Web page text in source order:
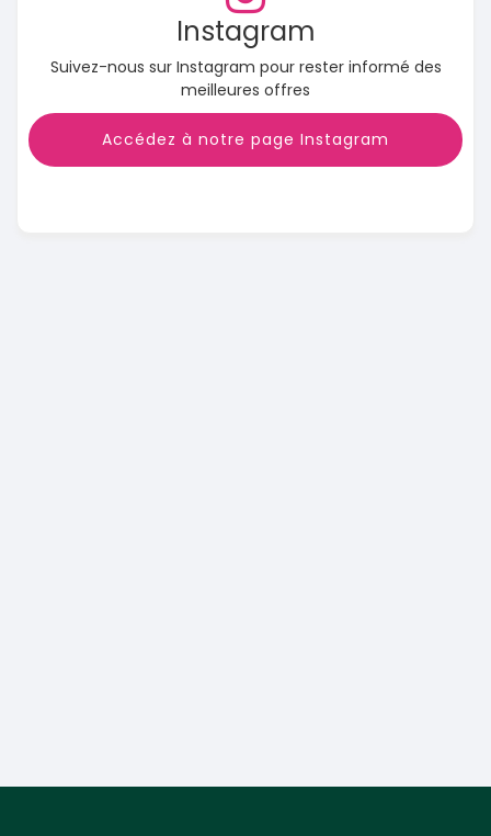
Instagram
Suivez-nous sur Instagram pour rester informé des
meilleures offres
Accédez à notre page Instagram